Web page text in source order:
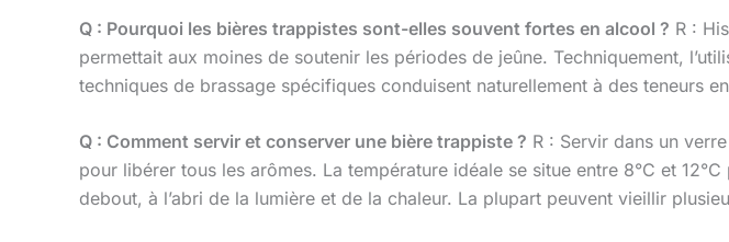
Q : Pourquoi les bières trappistes sont-elles souvent fortes en alcool ? R :
permettait aux moines de soutenir les périodes de jeûne. Techniquement,
techniques de brassage spécifiques conduisent naturellement à des teneurs
Q : Comment servir et conserver une bière trappiste ? R : Servir dans un
pour libérer tous les arômes. La température idéale se situe entre 8°C et
debout, à l’abri de la lumière et de la chaleur. La plupart peuvent vieillir